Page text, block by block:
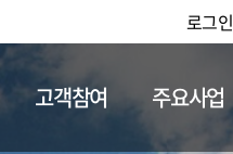
로그인
고객참여 주요사업